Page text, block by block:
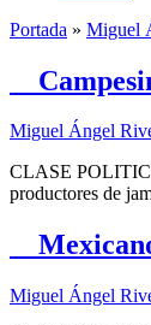
Portada » Miguel
Miguel Ángel
CLASE
productores de
Miguel Ángel